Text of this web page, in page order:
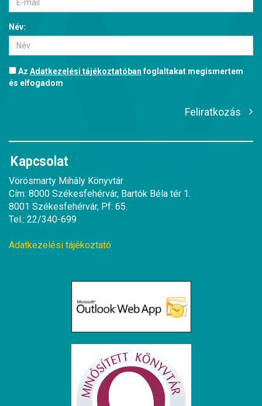
Név:
Az Adatkezelési tájékoztatóbanfoglaltakat megismertem
és elfogadom
Feliratkozás
Kapcsolat
Vörösmarty Mihály Könyvtár
Cím: 8000 Székesfehérvár, Bartók Béla tér 1.
8001 Székesfehérvár, Pf: 65.
Tel.: 22/340-699
Adatkezelési tájékoztató